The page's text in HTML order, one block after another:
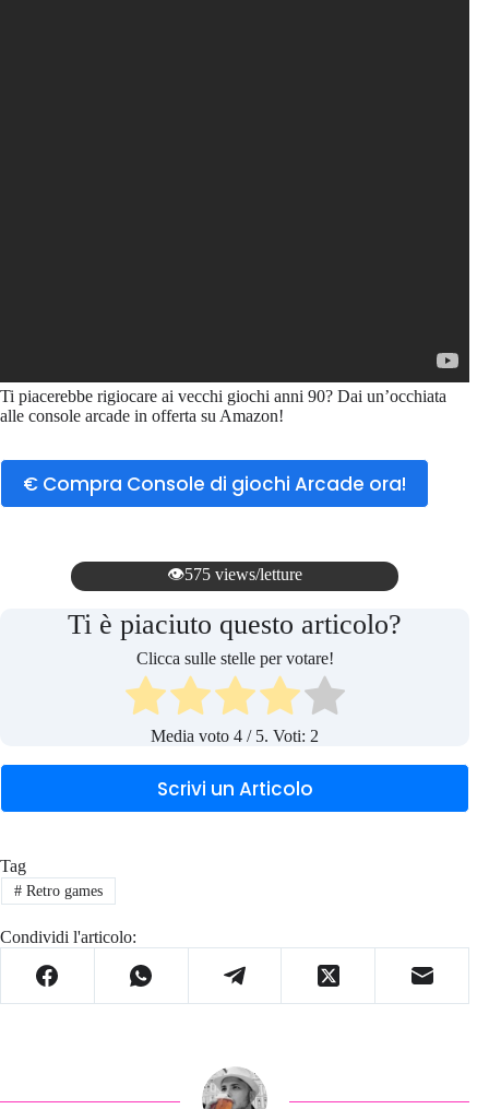
Ti piacerebbe rigiocare ai vecchi giochi anni 90? Dai un’occhiata
alle console arcade in offerta su Amazon!
€ Compra Console di giochi Arcade ora!
👁️575 views/letture
Ti è piaciuto questo articolo?
Clicca sulle stelle per votare!
Media voto4 / 5. Voti:2
Scrivi un Articolo
Tag
#Retro games
Condividi l'articolo: